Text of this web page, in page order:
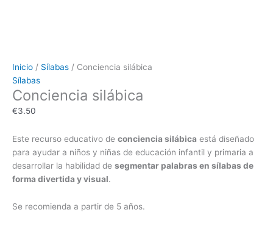
Inicio / Sílabas / Conciencia silábica
Sílabas
Conciencia silábica
€3.50
Este recurso educativo de conciencia silábica está diseñado
para ayudar a niños y niñas de educación infantil y primaria a
desarrollar la habilidad de segmentar palabras en sílabas de
forma divertida y visual.
Se recomienda a partir de 5 años.